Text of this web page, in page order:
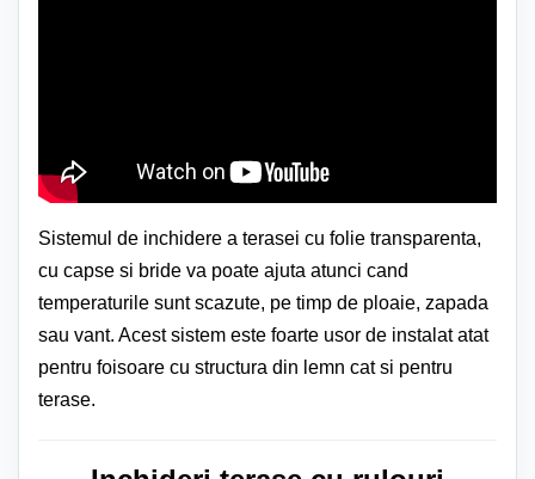
Sistemul de inchidere a terasei cu folie transparenta,
cu capse si bride va poate ajuta atunci cand
temperaturile sunt scazute, pe timp de ploaie, zapada
sau vant. Acest sistem este foarte usor de instalat atat
pentru foisoare cu structura din lemn cat si pentru
terase.